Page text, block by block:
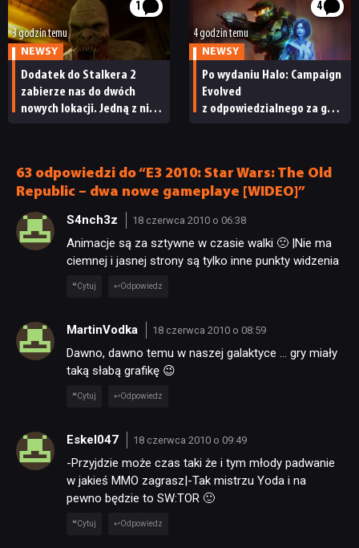
1
3 godzin temu
NEWSY
Dodatek do Stalkera 2
zabierze nas do dwóch
nowych lokacji. Jedną z nich
4
4 godzin temu
NEWSY
Po wydaniu Halo: Campaign
Evolved
z odpowiedzialnego za grę
63 odpowiedzi do “E3 2010: Star Wars: The Old
Republic – dwa nowe gameplaye [WIDEO]”
S4nch3z 18 czerwca 2010 o 06:38
Animacje są za sztywne w czasie walki 🙁 |Nie ma
ciemnej i jasnej strony są tylko inne punkty widzenia
Cytuj Odpowiedz
MartinVodka 18 czerwca 2010 o 08:59
Dawno, dawno temu w naszej galaktyce … gry miały
taką słabą grafikę 😉
Cytuj Odpowiedz
Eskel047 18 czerwca 2010 o 09:49
-Przyjdzie może czas taki że i tym młody padwanie
w jakieś MMO zagrasz|-Tak mistrzu Yoda i na
pewno będzie to SW:TOR 🙂
Cytuj Odpowiedz